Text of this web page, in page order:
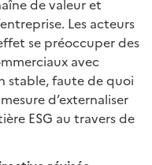
de valeur et
Les acteurs
se préoccuper des
avec
stable, faute de quoi
d’externaliser
ESG au travers de